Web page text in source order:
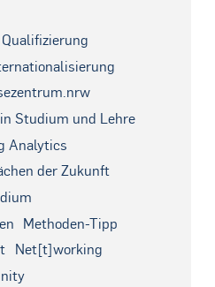
Studium und Lehre
Analytics
der Zukunft
Methoden-Tipp
Net[t]working